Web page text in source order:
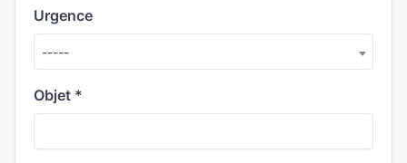
Urgence
-----
Objet *